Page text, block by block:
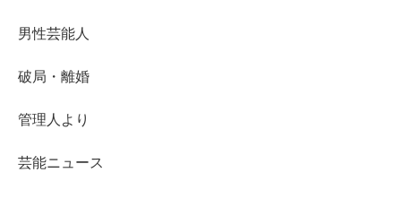
男性芸能人
破局・離婚
管理人より
芸能ニュース